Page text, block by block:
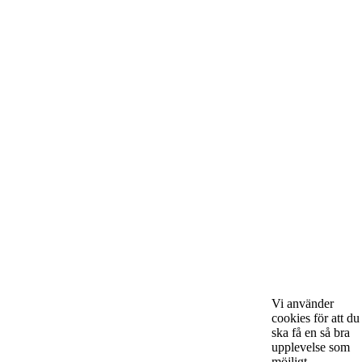
Starta & Driva Företag är ett magasin som riktar sig till alla
nystartade företagare i hela landet. Vi intervjuar några av
Vi använder
cookies för att du
ska få en så bra
upplevelse som